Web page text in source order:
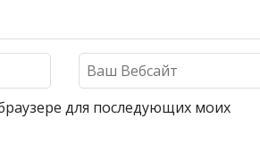
для последующих моих